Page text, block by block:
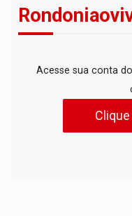
Acesse sua conta